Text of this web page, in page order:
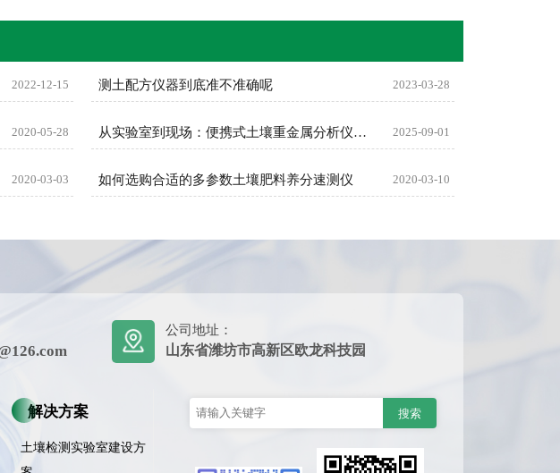
2022-12-15 测土配方仪器到底准不准确呢 2023-03-28
2020-05-28 从实验室到现场：便携式土壤重金属分析仪如何提升检测效率？ 2025-09-01
2020-03-03 如何选购合适的多参数土壤肥料养分速测仪 2020-03-10
公司地址：
山东省潍坊市高新区欧龙科技园
解决方案
土壤检测实验室建设方